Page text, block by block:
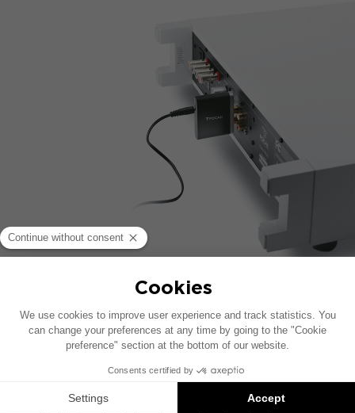
KLUCZOWE PUNKTY
zbliżonej do CD
Kompatybilny ze wszystkimi smartfonami